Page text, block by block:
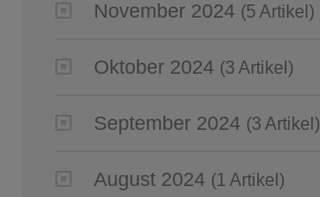
November 2024 (5 Artikel)
Oktober 2024 (3 Artikel)
September 2024 (3 Artikel)
August 2024 (1 Artikel)